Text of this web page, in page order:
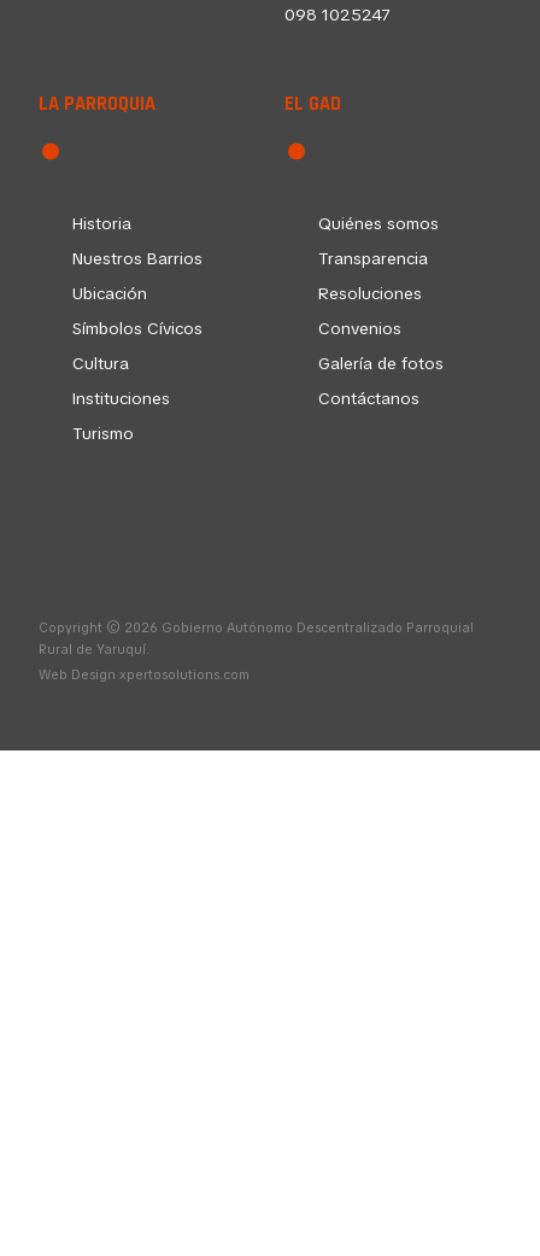
098 1025247
LA PARROQUIA
Historia
Nuestros Barrios
Ubicación
Símbolos Cívicos
Cultura
Instituciones
Turismo
EL GAD
Quiénes somos
Transparencia
Resoluciones
Convenios
Galería de fotos
Contáctanos
Copyright © 2026 Gobierno Autónomo Descentralizado Parroquial
Rural de Yaruquí.
Web Design xpertosolutions.com